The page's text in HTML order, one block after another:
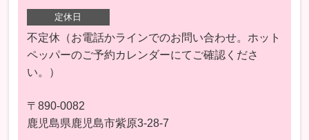
定休日
不定休（お電話かラインでのお問い合わせ。ホット
ペッパーのご予約カレンダーにてご確認くださ
い。）
〒890-0082
鹿児島県鹿児島市紫原3-28-7